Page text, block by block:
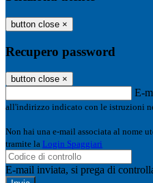
button close ×
Recupero password
button close ×
E-
all'indirizzo indicato con le istruzioni
Non hai una e-mail associata al nome
tramite la Login Spaggiari
E-mail inviata, si prega di